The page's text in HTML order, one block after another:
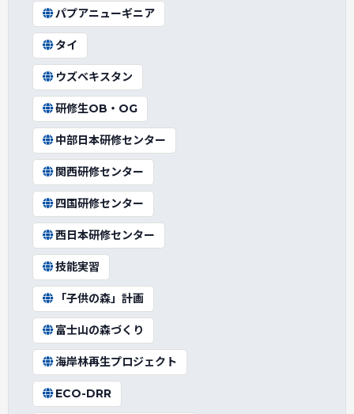
パプアニューギニア
タイ
ウズベキスタン
研修生OB・OG
中部日本研修センター
関西研修センター
四国研修センター
西日本研修センター
技能実習
「子供の森」計画
富士山の森づくり
海岸林再生プロジェクト
ECO-DRR